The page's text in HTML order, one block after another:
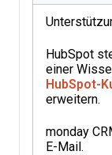
HubSpot
einer
HubSpot-
erweitern.
monday
E-Mail.